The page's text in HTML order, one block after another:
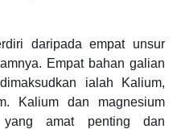
daripada empat unsur
Empat bahan galian
ialah Kalium,
Kalium dan magnesium
amat penting dan